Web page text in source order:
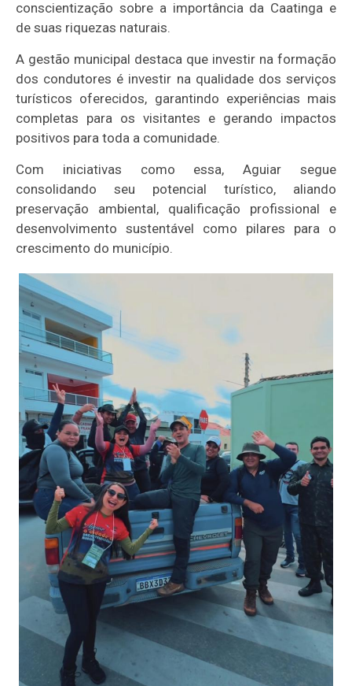
conscientização sobre a importância da Caatinga e
de suas riquezas naturais.
A gestão municipal destaca que investir na formação
dos condutores é investir na qualidade dos serviços
turísticos oferecidos, garantindo experiências mais
completas para os visitantes e gerando impactos
positivos para toda a comunidade.
Com iniciativas como essa, Aguiar segue
consolidando seu potencial turístico, aliando
preservação ambiental, qualificação profissional e
desenvolvimento sustentável como pilares para o
crescimento do município.